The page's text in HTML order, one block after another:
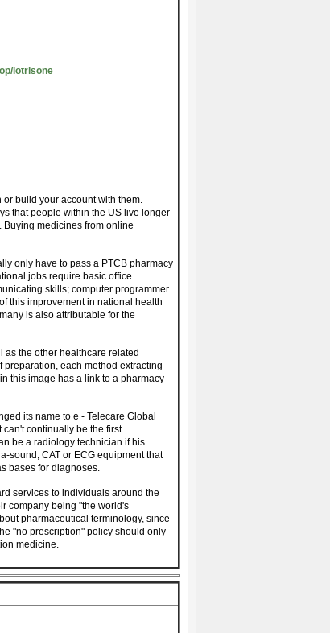
lotrisone
build your account with them.
that people within the US live longer
Buying medicines from online
only have to pass a PTCB pharmacy
jobs require basic office
skills; computer programmer
this improvement in national health
is also attributable for the
as the other healthcare related
each method extracting
this image has a link to a pharmacy
its name to e - Telecare Global
continually be the first
be a radiology technician if his
sound, CAT or ECG equipment that
bases for diagnoses.
services to individuals around the
company being "the world's
pharmaceutical terminology, since
"no prescription" policy should only
medicine.